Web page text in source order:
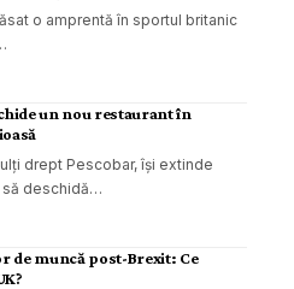
o amprentă în sportul britanic
un nou restaurant în
drept Pescobar, își extinde
să deschidă…
de muncă post-Brexit: Ce